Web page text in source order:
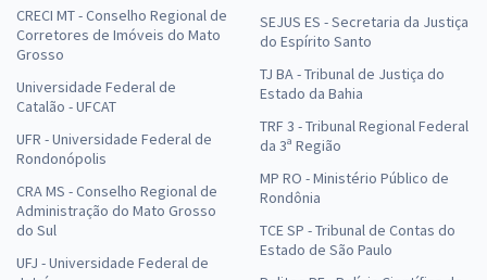
CRECI MT - Conselho Regional de
Corretores de Imóveis do Mato
Grosso
Universidade Federal de
Catalão - UFCAT
UFR - Universidade Federal de
Rondonópolis
CRA MS - Conselho Regional de
Administração do Mato Grosso
do Sul
UFJ - Universidade Federal de
SEJUS ES - Secretaria da Justiça
do Espírito Santo
TJ BA - Tribunal de Justiça do
Estado da Bahia
TRF 3 - Tribunal Regional Federal
da 3ª Região
MP RO - Ministério Público de
Rondônia
TCE SP - Tribunal de Contas do
Estado de São Paulo